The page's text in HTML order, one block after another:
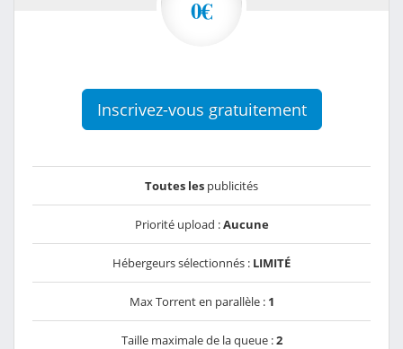
0€
Inscrivez-vous gratuitement
Toutes les publicités
Priorité upload :Aucune
Hébergeurs sélectionnés : LIMITÉ
Max Torrent en parallèle : 1
Taille maximale de la queue :2